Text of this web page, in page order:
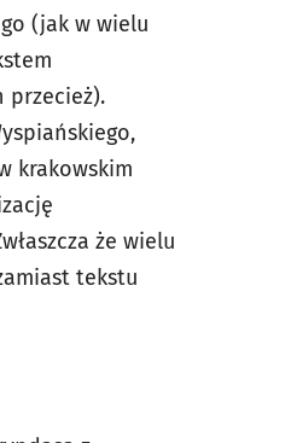
(jak w wielu
przecież).
krakowskim
że wielu
tekstu